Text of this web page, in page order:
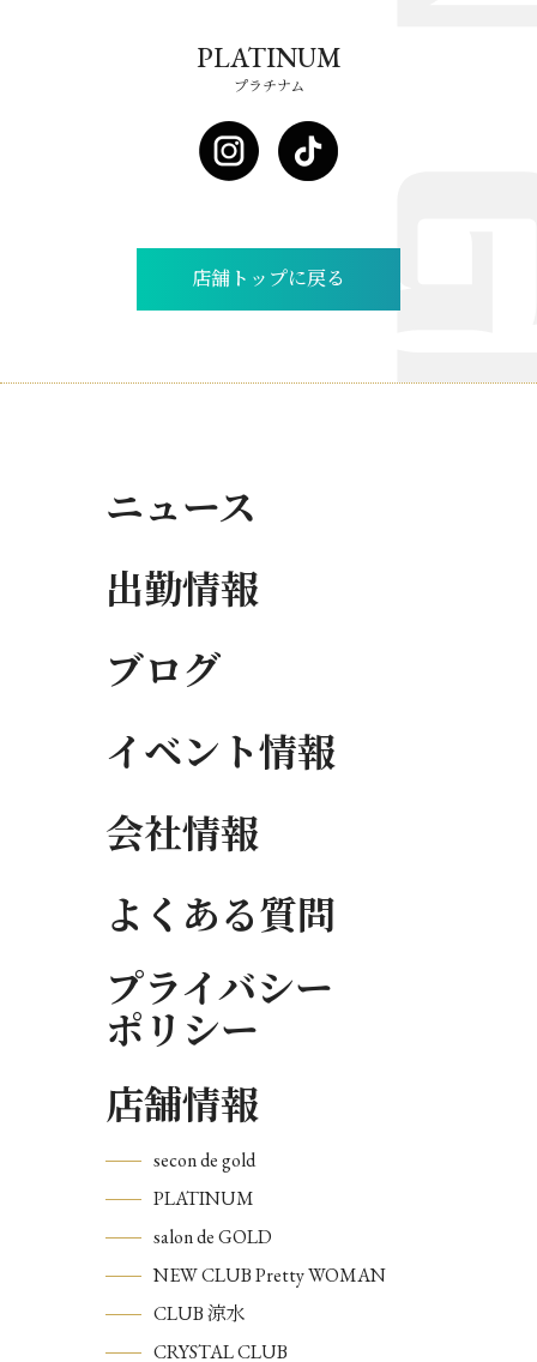
PLATINUM
プラチナム
店舗トップに戻る
ニュース
出勤情報
ブログ
イベント情報
会社情報
よくある質問
プライバシー
ポリシー
店舗情報
secon de gold
PLATINUM
salon de GOLD
NEW CLUB Pretty WOMAN
CLUB 涼水
CRYSTAL CLUB